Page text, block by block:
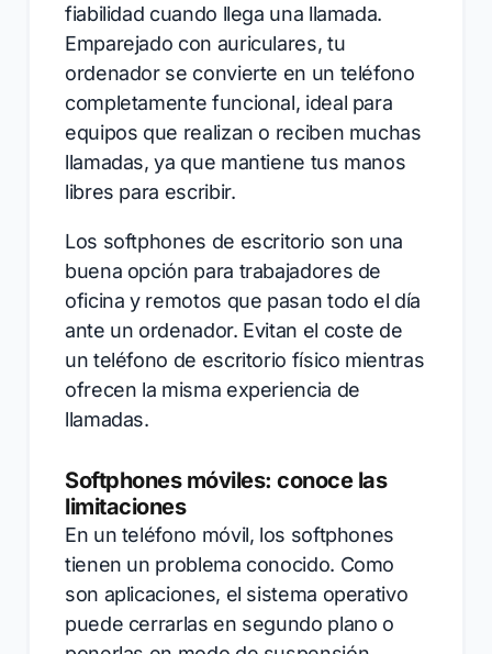
fiabilidad cuando llega una llamada.
Emparejado con auriculares, tu
ordenador se convierte en un teléfono
completamente funcional, ideal para
equipos que realizan o reciben muchas
llamadas, ya que mantiene tus manos
libres para escribir.
Los softphones de escritorio son una
buena opción para trabajadores de
oficina y remotos que pasan todo el día
ante un ordenador. Evitan el coste de
un teléfono de escritorio físico mientras
ofrecen la misma experiencia de
llamadas.
Softphones móviles: conoce las
limitaciones
En un teléfono móvil, los softphones
tienen un problema conocido. Como
son aplicaciones, el sistema operativo
puede cerrarlas en segundo plano o